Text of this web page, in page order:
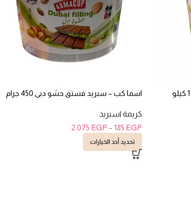
اسما كب – سبريد فستق حشو دبى 450 جرام
كريمة اسبريد
185 EGP
–
2.075 EGP
تحديد أحد الخيارات